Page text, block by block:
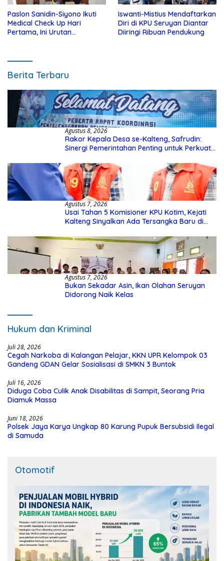
Paslon Sanidin-Siyono Ikuti
Medical Check Up Hari
Pertama, Ini Urutan
Iswanti-Mistius Mendaftarkan
Diri di KPU Seruyan Diantar
Diiringi Ribuan Pendukung
Berita Terbaru
Agustus 8, 2026
Rakor Kepala Desa se-Kalteng, Safrudin:
Sinergi Pemerintahan Penting untuk Perkuat
Agustus 7, 2026
Usai Tahan 5 Komisioner KPU Kotim, Kejati
Kalteng Sinyalkan Ada Tersangka Baru di
Agustus 7, 2026
Bukan Sekadar Asin, Ikan Olahan Seruyan
Didorong Naik Kelas
Hukum dan Kriminal
Juli 28, 2026
Cegah Narkoba di Kalangan Pelajar, KKN UPR Kelompok 03
Gandeng GDAN Gelar Sosialisasi di SMKN 3 Buntok
Juli 16, 2026
Diduga Coba Culik Anak Disabilitas di Sampit, Seorang Pria
Diamuk Massa
Juni 18, 2026
Polsek Jaya Karya Ungkap 80 Karung Pupuk Bersubsidi Ilegal
di Samuda
Otomotif